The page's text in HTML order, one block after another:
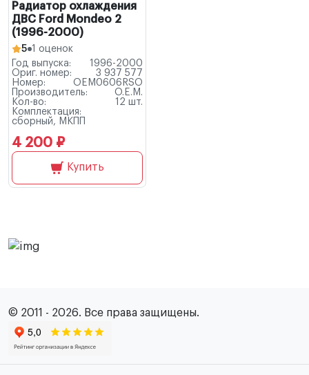
Радиатор охлаждения
ДВС Ford Mondeo 2
(1996-2000)
5 1 оценок
Год выпуска:
1996-2000
Ориг. номер:
3 937 577
Номер:
OEM0606RSO
Производитель:
O.E.M.
Кол-во:
12 шт.
Комплектация:
сборный, МКПП
4 200 ₽
Купить
© 2011 - 2026. Все права защищены.